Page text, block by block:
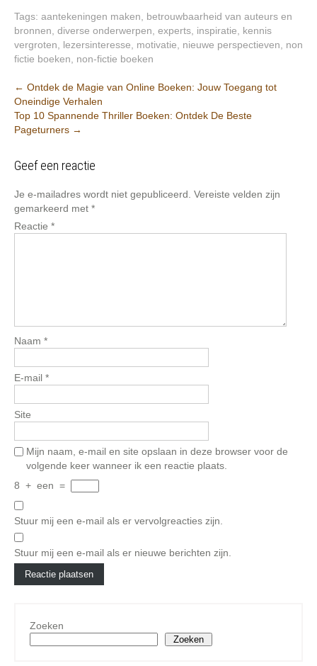
Tags: aantekeningen maken
betrouwbaarheid van auteurs en
bronnen diverse onderwerpen experts inspiratie
kennis
vergroten
lezersinteresse motivatie nieuwe perspectieven
non
fictie boeken
non-fictie boeken
Post
navigation
← Ontdek de Magie van Online Boeken: Jouw Toegang tot
Oneindige Verhalen
Top 10 Spannende Thriller Boeken: Ontdek De Beste
Pageturners →
Geef een reactie
Je e-mailadres wordt niet gepubliceerd. Vereiste velden zijn
gemarkeerd met *
Reactie *
Naam *
E-mail *
Site
Mijn naam, e-mail en site opslaan in deze browser voor de
volgende keer wanneer ik een reactie plaats.
8 + een =
Stuur mij een e-mail als er vervolgreacties zijn.
Stuur mij een e-mail als er nieuwe berichten zijn.
Zoeken
Zoeken